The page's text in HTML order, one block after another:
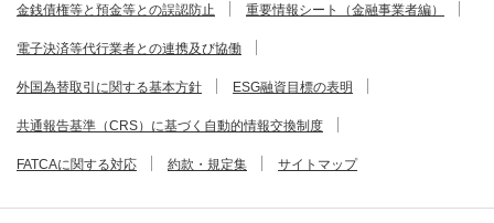
金銭債権等と預金等との誤認防止 重要情報シート（金融事業者編）
電子決済等代行業者との連携及び協働
外国為替取引に関する基本方針 ESG融資目標の表明
共通報告基準（CRS）に基づく自動的情報交換制度
FATCAに関する対応 約款・規定集 サイトマップ